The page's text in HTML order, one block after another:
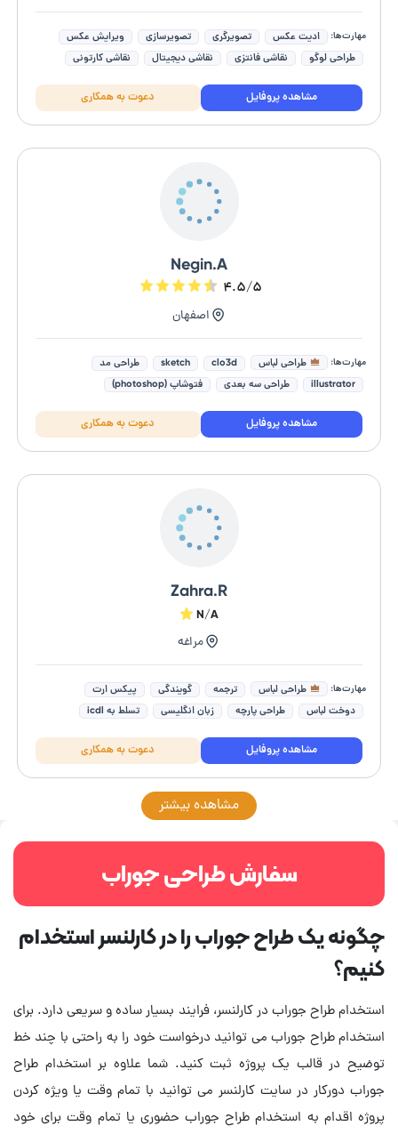
مهارت‌ها: ادیت عکس تصویرگری تصویرسازی
ویرایش عکس
طراحی لوگو
نقاشی فانتزی نقاشی دیجیتال
نقاشی کارتونی
مشاهده پروفایل دعوت به همکاری
Negin.A
۴.۵/۵
اصفهان
مهارت‌ها: طراحی لباس clo3d
sketch
طراحی مد
illustrator
طراحی سه بعدی
فتوشاپ (photoshop)
مشاهده پروفایل دعوت به همکاری
Zahra.R
N/A
مراغه
مهارت‌ها: طراحی لباس ترجمه گویندگی
پیکس ارت
دوخت لباس
طراحی پارچه زبان انگلیسی
تسلط به icdl
مشاهده پروفایل دعوت به همکاری
مشاهده بیشتر
سفارش طراحی جوراب
چگونه یک طراح جوراب را در کارلنسر استخدام
کنیم؟
استخدام طراح جوراب در کارلنسر، فرایند بسیار ساده و سریعی دارد. برای
استخدام طراح جوراب می توانید درخواست خود را به راحتی با چند خط
توضیح در قالب یک پروژه ثبت کنید. شما علاوه بر استخدام طراح
جوراب دورکار در سایت کارلنسر می توانید با تمام وقت یا ویژه کردن
پروژه اقدام به استخدام طراح جوراب حضوری یا تمام وقت برای خود